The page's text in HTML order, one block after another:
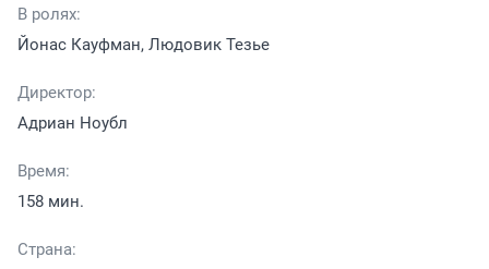
В ролях:
Йонас Кауфман, Людовик Тезье
Директор:
Адриан Ноубл
Время:
158 мин.
Страна: